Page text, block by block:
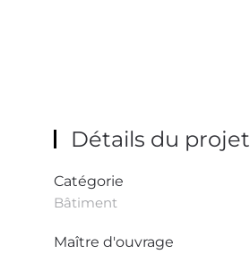
Détails du projet
Catégorie
Bâtiment
Maître d'ouvrage